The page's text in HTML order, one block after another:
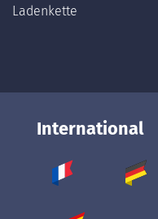
Ladenkette
International